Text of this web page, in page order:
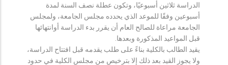
الدراسة ثلاثين أسبوعيًا، وتكون عطلة نصف السنة لمدة
أسبوعين وفقًا للموعد الذي يحدده مجلس الجامعة، ولمجلس
الجامعة مراعاة للصالح العام أن يقرر بدء الدراسة أوانتهائها
قبل المواعيد المذكورة وبعدها.
يقيد الطالب بالكلية بناءً على طلب يقدمه قبل افتتاح الدراسة،
ولا يجوز القيد بعد ذلك إلا بترخيص من مجلس الكلية في حدود